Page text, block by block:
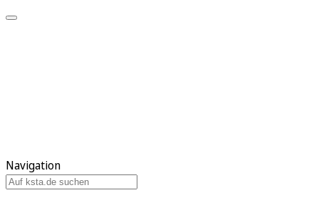
Navigation